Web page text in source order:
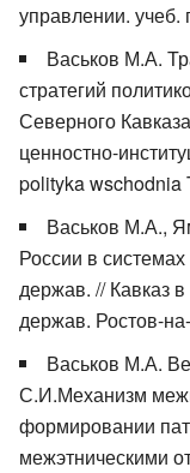
управлении.
Васьков М.А.
стратегий
Северного
ценностно-
polityka
Васьков М.А.,
России в
держав. // Кавказ
держав. Ростов-
Васьков М.А.
С.И.Механизм
формировании
межэтническими